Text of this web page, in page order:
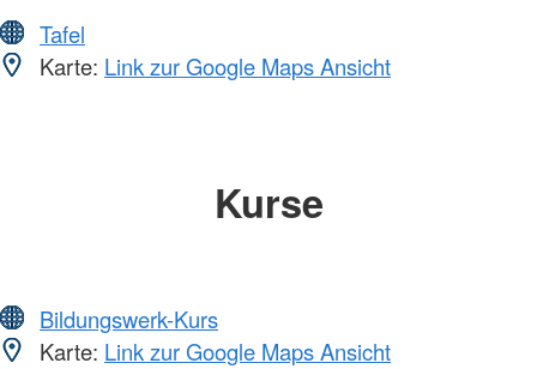
Tafel
Karte: Link zur Google Maps Ansicht
Kurse
Bildungswerk-Kurs
Karte: Link zur Google Maps Ansicht